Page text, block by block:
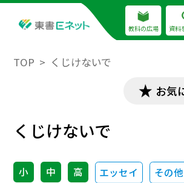
教科の広場 資料
TOP くじけないで
お気
くじけないで
小 中 高 エッセイ その他